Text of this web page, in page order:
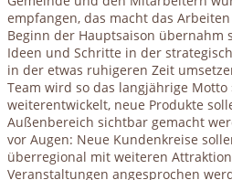
empfangen, das macht das
Beginn der Hauptsaison übernahm
Ideen und Schritte in der
in der etwas ruhigeren Zeit
Team wird so das langjährige
weiterentwickelt, neue Produkte
Außenbereich sichtbar gemacht
vor Augen: Neue Kundenkreise
überregional mit weiteren
Veranstaltungen angesprochen